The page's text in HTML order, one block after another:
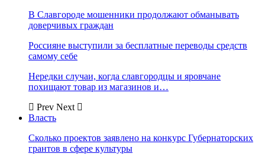
В Славгороде мошенники продолжают обманывать
доверчивых граждан
Россияне выступили за бесплатные переводы средств
самому себе
Нередки случаи, когда славгородцы и яровчане
похищают товар из магазинов и…
Prev Next
Власть
Сколько проектов заявлено на конкурс Губернаторских
грантов в сфере культуры